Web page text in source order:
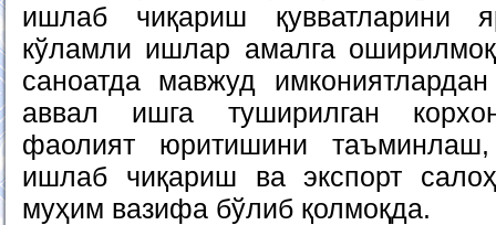
ишлаб чиқариш қувватларини
кўламли ишлар амалга
саноатда мавжуд
аввал ишга туширилган
фаолият юритишини таъминлаш,
ишлаб чиқариш ва экспорт
муҳим вазифа бўлиб қолмоқда.